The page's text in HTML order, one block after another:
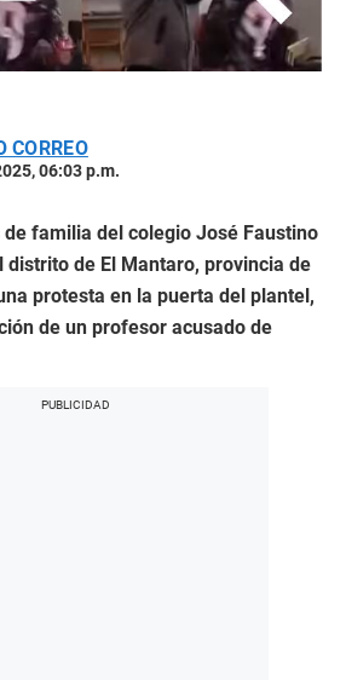
CORREO
06:03 p.m.
de familia del colegio José Faustino
distrito de El Mantaro, provincia de
protesta en la puerta del plantel,
de un profesor acusado de